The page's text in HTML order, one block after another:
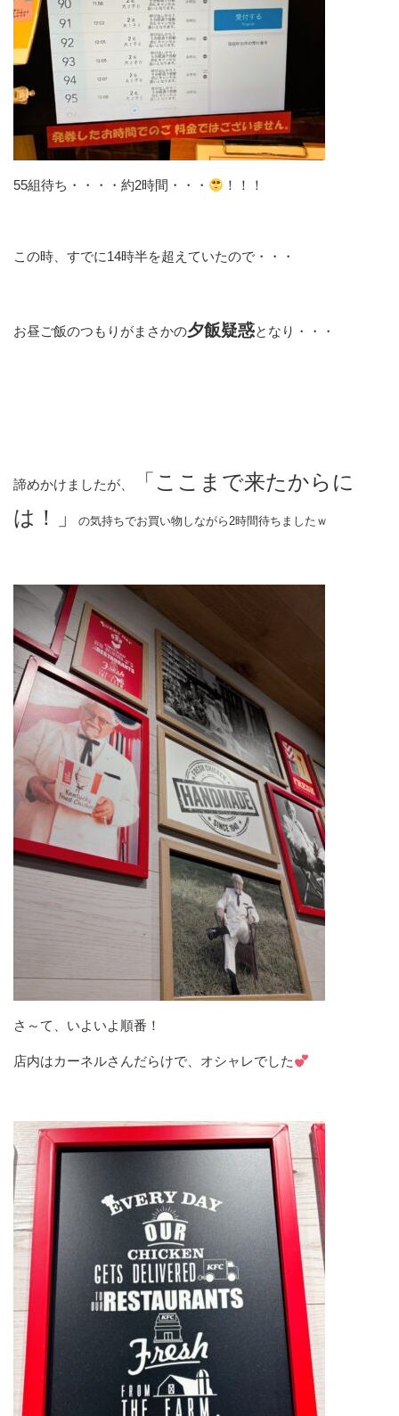
55組待ち・・・・約2時間・・・ ！！！
この時、すでに14時半を超えていたので・・・
お昼ご飯のつもりがまさかの夕飯疑惑となり・・・
諦めかけましたが、
「ここまで来たからに
は！」
の気持ちでお買い物しながら2時間待ちましたｗ
さ～て、いよいよ順番！
店内はカーネルさんだらけで、オシャレでした